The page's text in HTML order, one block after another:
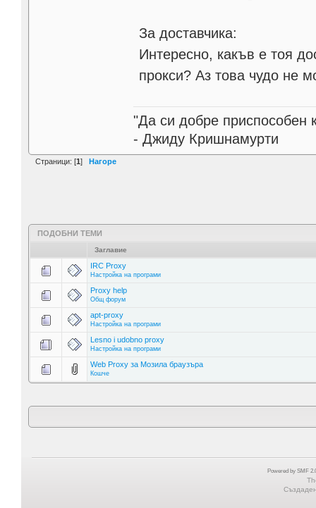
За доставчика:
Интересно, какъв е тоя
прокси? Аз това чудо не
"Да си добре приспособен
- Джиду Кришнамурти
Страници: [1] Нагоре
ПОДОБНИ ТЕМИ
Заглавие
IRC Proxy
Настройка на програми
Proxy help
Общ форум
apt-proxy
Настройка на програми
Lesno i udobno proxy
Настройка на програми
Web Proxy за Мозила браузъра
Кошче
Powered by SMF